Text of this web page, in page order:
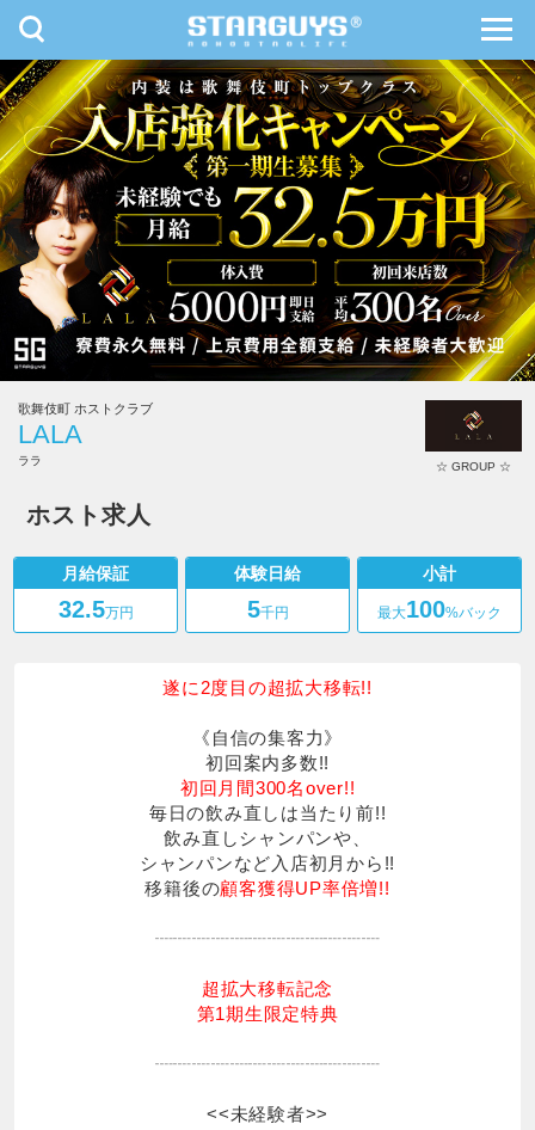
九州・沖縄 北海道・東北
toggle
navigation
歌舞伎町 ホストクラブ
LALA
ララ ☆ GROUP ☆
ホスト求人
LALA
月給保証
32.5万円
体験日給
5千円
小計
最大100%バック
遂に2度目の超拡大移転!!
《自信の集客力》
初回案内多数!!
初回月間300名over!!
毎日の飲み直しは当たり前!!
飲み直しシャンパンや、
シャンパンなど入店初月から!!
移籍後の顧客獲得UP率倍増!!
┈┈┈┈┈┈┈┈┈┈┈┈
超拡大移転記念
第1期生限定特典
┈┈┈┈┈┈┈┈┈┈┈┈
<<未経験者>>